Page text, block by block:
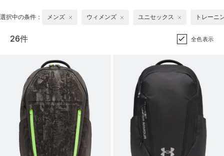
選択中の条件： メンズ ウィメンズ ユニセックス トレーニ
26件 全色表示